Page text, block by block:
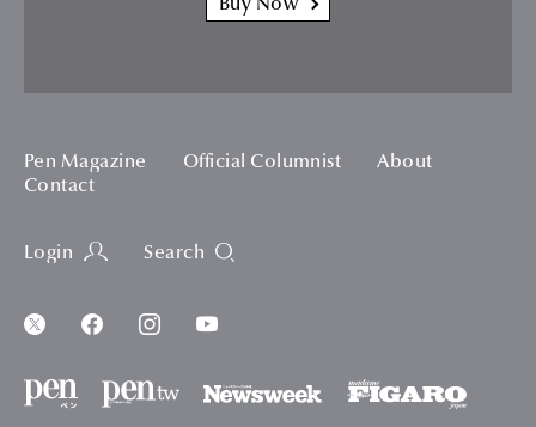
Buy Now
Pen Magazine Official Columnist
About
Contact
Login Search